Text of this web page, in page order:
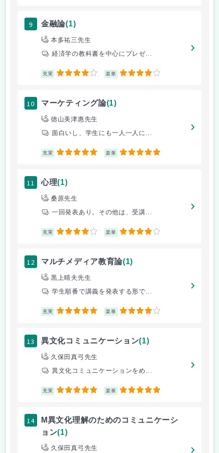
9 金融論(1)
本多祐三先生
経済学の教科書を中心にプレゼ...
充実 4 楽単 4
10 マーケティング論(1)
徳山美津惠先生
面白いし、学生にも一人一人に...
充実 5 楽単 5
11 心理(1)
桑原先生
一回発表あり。その他は、受講...
充実 4 楽単 4
12 マルチメディア教育論(1)
黒上晴夫先生
学生順番で講義を発表する形で...
充実 5 楽単 4
13 異文化コミュニケーション(1)
久保田真弓先生
異文化コミュニケーションをめ...
充実 5 楽単 5
14
M異文化理解のためのコミュニケーシ
ョン(1)
久保田真弓先生